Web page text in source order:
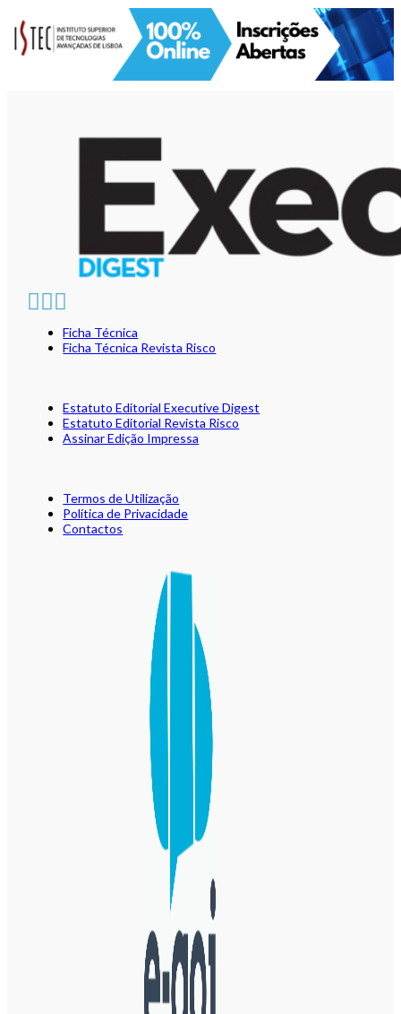
Ficha Técnica
Ficha Técnica Revista Risco
Estatuto Editorial Executive Digest
Estatuto Editorial Revista Risco
Assinar Edição Impressa
Termos de Utilização
Política de Privacidade
Contactos